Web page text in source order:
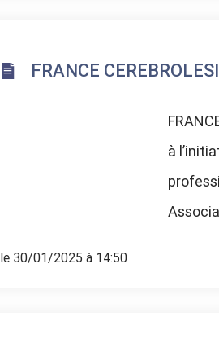
FRANCE
à
le 30/01/2025 à 14:50